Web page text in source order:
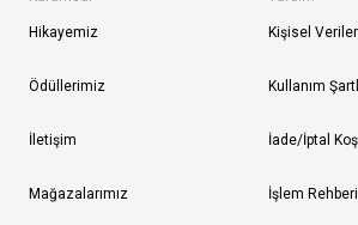
Hikayemiz
Ödüllerimiz
İletişim
Mağazalarımız
Kişisel
Kullanım
İade/İptal
İşlem Rehberi